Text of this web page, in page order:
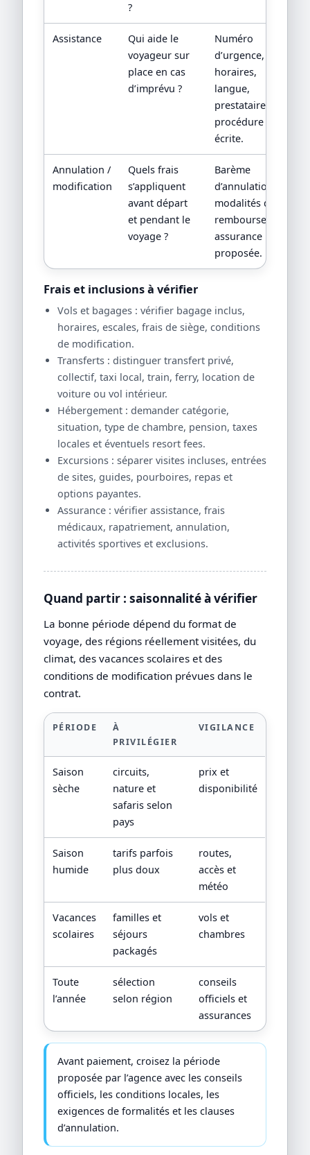
?
Assistance
Qui aide le
voyageur sur
place en cas
d’imprévu ?
Numéro
d’urgence,
horaires,
langue,
prestataire local,
procédure
écrite.
Annulation /
modification
Quels frais
s’appliquent
avant départ
et pendant le
voyage ?
Barème
d’annulation,
modalités de
remboursement,
assurance
proposée.
Frais et inclusions à vérifier
Vols et bagages : vérifier bagage inclus,
horaires, escales, frais de siège, conditions
de modification.
Transferts : distinguer transfert privé,
collectif, taxi local, train, ferry, location de
voiture ou vol intérieur.
Hébergement : demander catégorie,
situation, type de chambre, pension, taxes
locales et éventuels resort fees.
Excursions : séparer visites incluses, entrées
de sites, guides, pourboires, repas et
options payantes.
Assurance : vérifier assistance, frais
médicaux, rapatriement, annulation,
activités sportives et exclusions.
Quand partir : saisonnalité à vérifier
La bonne période dépend du format de
voyage, des régions réellement visitées, du
climat, des vacances scolaires et des
conditions de modification prévues dans le
contrat.
PÉRIODE
À
PRIVILÉGIER
VIGILANCE
Saison
sèche
circuits,
nature et
safaris selon
pays
prix et
disponibilité
Saison
humide
tarifs parfois
plus doux
routes,
accès et
météo
Vacances
scolaires
familles et
séjours
packagés
vols et
chambres
Toute
l’année
sélection
selon région
conseils
officiels et
assurances
Avant paiement, croisez la période
proposée par l’agence avec les conseils
officiels, les conditions locales, les
exigences de formalités et les clauses
d’annulation.